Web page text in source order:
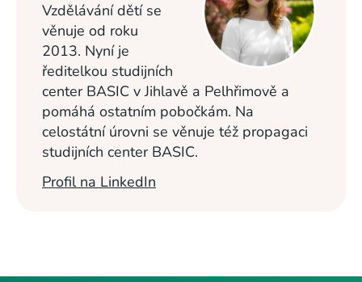
Vzdělávání dětí se
věnuje od roku
2013. Nyní je
ředitelkou studijních
center BASIC v Jihlavě a Pelhřimově a
pomáhá ostatním pobočkám. Na
celostátní úrovni se věnuje též propagaci
studijních center BASIC.
Profil na LinkedIn